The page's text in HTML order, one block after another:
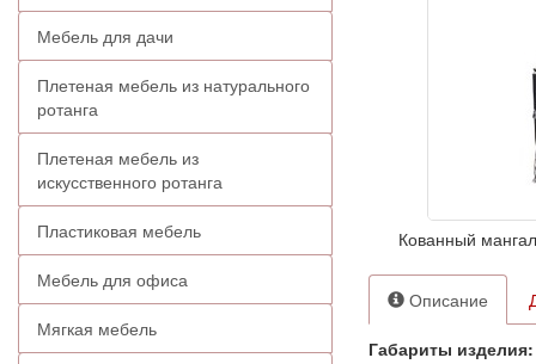
Мебель для дачи
Плетеная мебель из натурального
ротанга
Плетеная мебель из
искусственного ротанга
Пластиковая мебель
Мебель для офиса
Мягкая мебель
Кованный
Описание
Габариты изделия: